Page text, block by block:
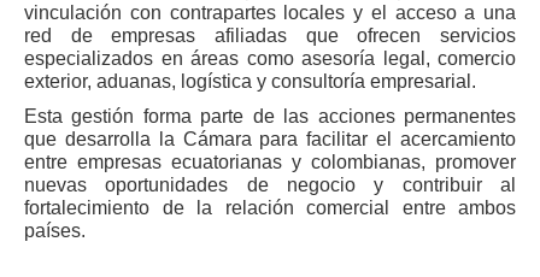
vinculación con contrapartes locales y el acceso a una
red de empresas afiliadas que ofrecen servicios
especializados en áreas como asesoría legal, comercio
exterior, aduanas, logística y consultoría empresarial.
Esta gestión forma parte de las acciones permanentes
que desarrolla la Cámara para facilitar el acercamiento
entre empresas ecuatorianas y colombianas, promover
nuevas oportunidades de negocio y contribuir al
fortalecimiento de la relación comercial entre ambos
países.